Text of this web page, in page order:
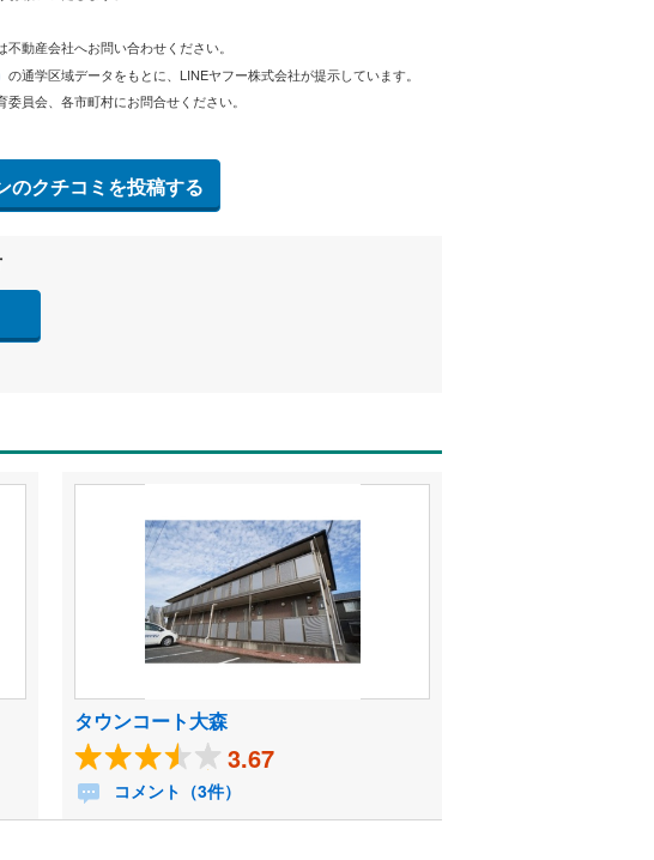
動産会社へお問い合わせください。
の通学区域データをもとに、LINEヤフー株式会社が提示しています。
員会、各市町村にお問合せください。
のクチコミを投稿する
タウンコート大森
3.67
コメント（3件）